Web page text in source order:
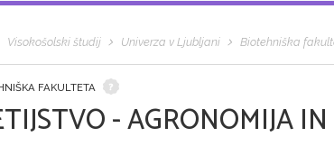
Visokošolski študij Univerza v Ljubljani Biotehniška
FAKULTETA
- AGRONOMIJA